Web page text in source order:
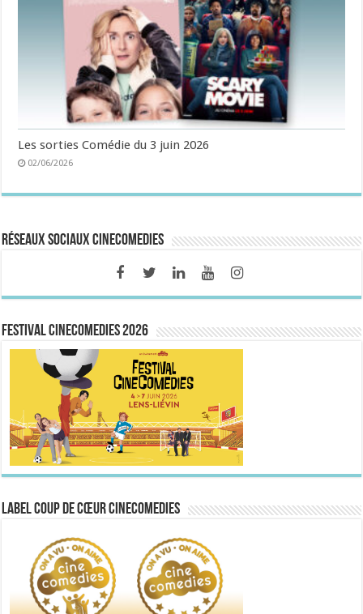
Les sorties Comédie du 3 juin 2026
02/06/2026
Réseaux sociaux CineComedies
FESTIVAL CINECOMEDIES 2026
Label Coup de Cœur CineComedies